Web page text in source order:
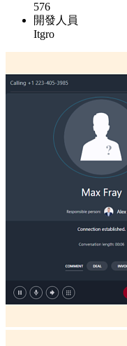
576
開發人員
Itgro